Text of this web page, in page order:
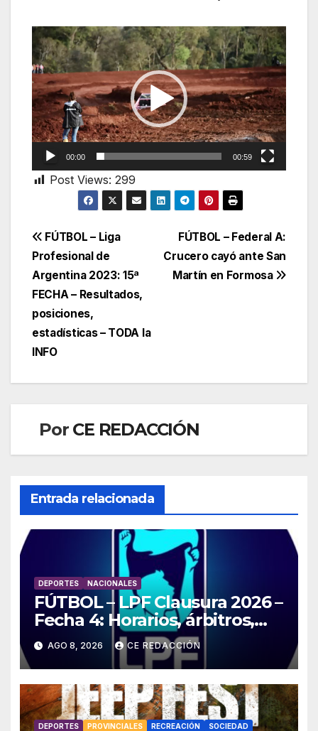
Reproductor
de
vídeo
00:00 00:59
Post Views: 299
Navegación
de
entradas
FÚTBOL – Federal A:
Crucero cayó ante San
Martín en Formosa
FÚTBOL – Liga
Profesional de
Argentina 2023: 15ª
FECHA – Resultados,
posiciones,
estadísticas – TODA la
INFO
Por CE REDACCIÓN
Entrada relacionada
DEPORTES NACIONALES
FÚTBOL – LPF Clausura 2026 –
Fecha 4: Horarios, árbitros,
TV, resultados –
ESTADÍSTICAS y detalles
AGO 8, 2026 CE REDACCIÓN
DEPORTES PROVINCIALES RECREACIÓN
SOCIEDAD